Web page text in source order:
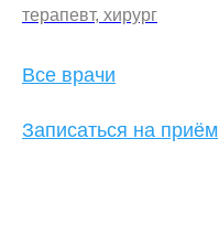
терапевт, хирург
Все врачи
Записаться на приём